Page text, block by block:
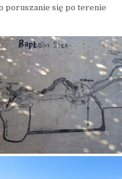
poruszanie się po terenie